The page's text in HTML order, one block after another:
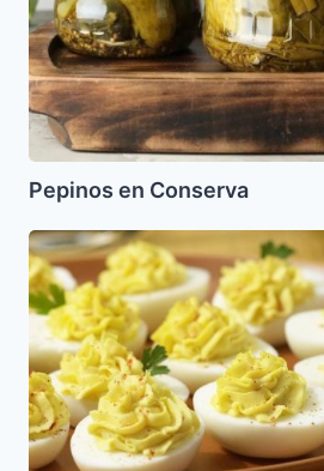
Pepinos en Conserva
Huevos
Rellenos
Clasicos